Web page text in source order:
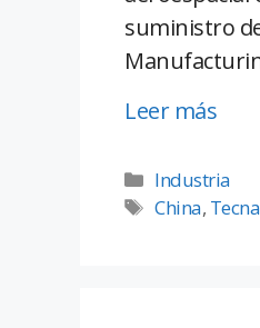
suministro
Leer más
Industria
China,